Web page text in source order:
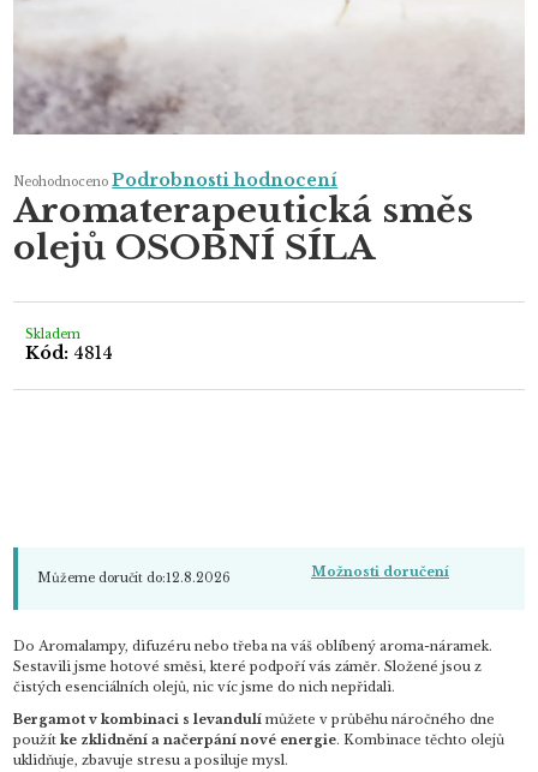
Průměrné
produktu
je
0,0
z
Neohodnoceno Podrobnosti hodnocení
Aromaterapeutická směs
olejů OSOBNÍ SÍLA
Skladem
Kód: 4814
Můžeme doručit do:12.8.2026 Možnosti doručení
Do Aromalampy, difuzéru nebo třeba na váš oblíbený aroma-náramek.
Sestavili jsme hotové směsi, které podpoří vás záměr. Složené jsou z
čistých esenciálních olejů, nic víc jsme do nich nepřidali.
Bergamot v kombinaci s levandulí můžete v průběhu náročného dne
použít ke zklidnění a načerpání nové energie. Kombinace těchto olejů
uklidňuje, zbavuje stresu a posiluje mysl.